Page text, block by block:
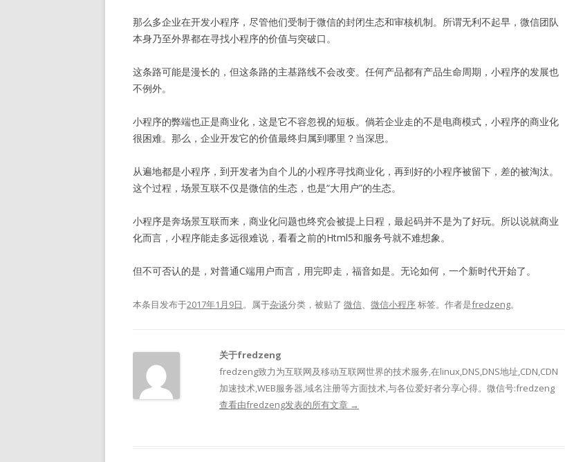
那么多企业在开发小程序，尽管他们受制于微信的封闭生态和审核机制。所谓无利不起早，微信团队
本身乃至外界都在寻找小程序的价值与突破口。
这条路可能是漫长的，但这条路的主基路线不会改变。任何产品都有产品生命周期，小程序的发展也
不例外。
小程序的弊端也正是商业化，这是它不容忽视的短板。倘若企业走的不是电商模式，小程序的商业化
很困难。那么，企业开发它的价值最终归属到哪里？当深思。
从遍地都是小程序，到开发者为自个儿的小程序寻找商业化，再到好的小程序被留下，差的被淘汰。
这个过程，场景互联不仅是微信的生态，也是“大用户”的生态。
小程序是奔场景互联而来，商业化问题也终究会被提上日程，最起码并不是为了好玩。所以说就商业
化而言，小程序能走多远很难说，看看之前的Html5和服务号就不难想象。
但不可否认的是，对普通C端用户而言，用完即走，福音如是。无论如何，一个新时代开始了。
本条目发布于2017年1月9日。属于杂谈分类，被贴了 微信、 微信小程序标签。 作者是fredzeng。
关于fredzeng
fredzeng致力为互联网及移动互联网世界的技术服务,在linux,DNS,DNS地址,CDN,CDN
加速技术,WEB服务器,域名注册等方面技术,与各位爱好者分享心得。微信号:fredzeng
查看由fredzeng发表的所有文章 →